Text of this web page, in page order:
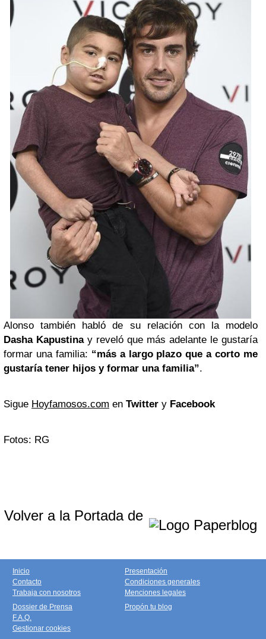
Alonso también habló de su relación con la modelo
Dasha Kapustinay reveló que más adelante le gustaría
formar una familia: “más a largo plazo que a corto me
gustaría tener hijos y formar una familia”.
Sigue Hoyfamosos.com en Twitter y Facebook
Fotos: RG
Volver a la Portada de
Inicio
Contacto
Trabaja con nosotros
Presentación
Condiciones generales
Menciones legales
Dossier de Prensa
F.A.Q.
Gestionar cookies
Propón tu blog